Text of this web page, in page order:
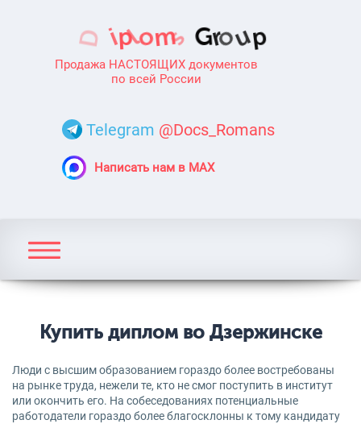
Продажа НАСТОЯЩИХ документов
по всей России
Telegram @Docs_Romans
Написать нам в MAX
Купить диплом во Дзержинске
Люди с высшим образованием гораздо более востребованы
на рынке труда, нежели те, кто не смог поступить в институт
или окончить его. На собеседованиях потенциальные
работодатели гораздо более благосклонны к тому кандидату